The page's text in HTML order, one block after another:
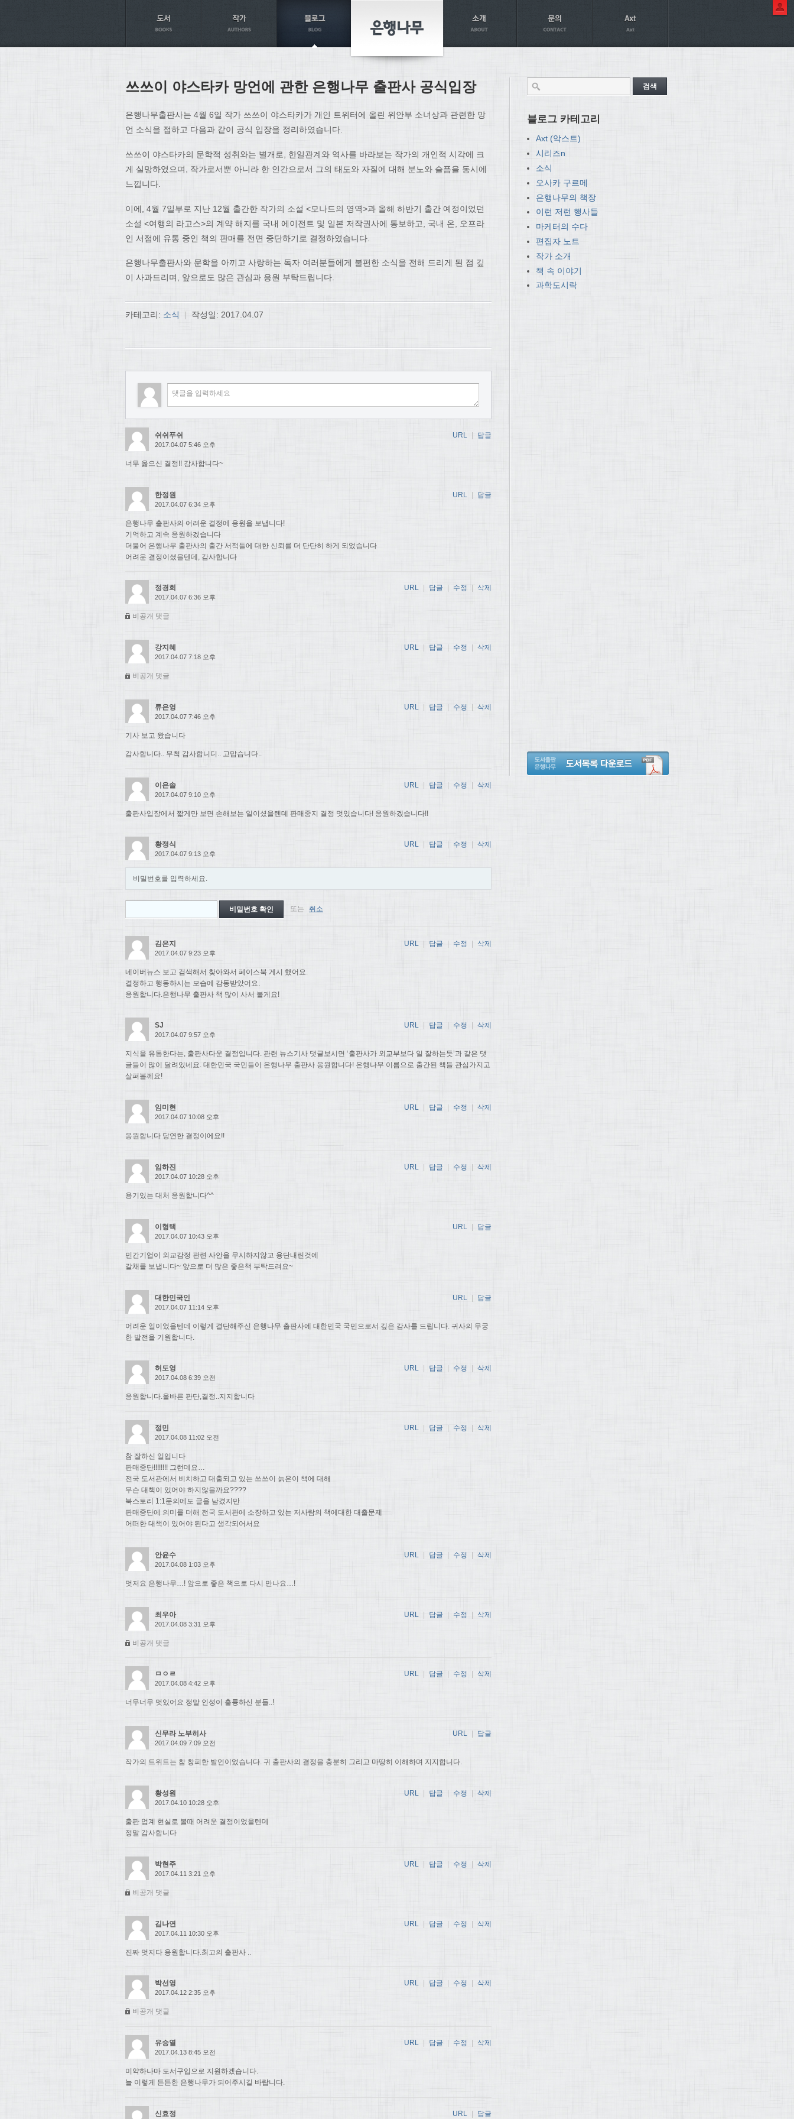
쓰쓰이 야스타카 망언에 관한 은행나무 출판사 공식입장
은행나무출판사는 4월 6일 작가 쓰쓰이 야스타카가 개인 트위터에 올린 위안부 소녀상과 관련한 망
언 소식을 접하고 다음과 같이 공식 입장을 정리하였습니다.
쓰쓰이 야스타카의 문학적 성취와는 별개로, 한일관계와 역사를 바라보는 작가의 개인적 시각에 크
게 실망하였으며, 작가로서뿐 아니라 한 인간으로서 그의 태도와 자질에 대해 분노와 슬픔을 동시에
느낍니다.
이에, 4월 7일부로 지난 12월 출간한 작가의 소설 <모나드의 영역>과 올해 하반기 출간 예정이었던
소설 <여행의 라고스>의 계약 해지를 국내 에이전트 및 일본 저작권사에 통보하고, 국내 온, 오프라
인 서점에 유통 중인 책의 판매를 전면 중단하기로 결정하였습니다.
은행나무출판사와 문학을 아끼고 사랑하는 독자 여러분들에게 불편한 소식을 전해 드리게 된 점 깊
이 사과드리며, 앞으로도 많은 관심과 응원 부탁드립니다.
카테고리: 소식 | 작성일: 2017.04.07
쉬쉬푸쉬
2017.04.07 5:46 오후
너무 옳으신 결정!! 감사합니다~
URL | 답글
한정원
2017.04.07 6:34 오후
은행나무 출판사의 어려운 결정에 응원을 보냅니다!
기억하고 계속 응원하겠습니다
더불어 은행나무 출판사의 출간 서적들에 대한 신뢰를 더 단단히 하게 되었습니다
어려운 결정이셨을텐데, 감사합니다
URL | 답글
정경희
2017.04.07 6:36 오후
비공개 댓글
URL 답글 수정 삭제
강지혜
2017.04.07 7:18 오후
비공개 댓글
URL 답글 수정 삭제
류은영
2017.04.07 7:46 오후
기사 보고 왔습니다
감사합니다.. 무척 감사합니디.. 고맙습니다..
URL 답글 수정 삭제
이은솔
2017.04.07 9:10 오후
출판사입장에서 짧게만 보면 손해보는 일이셨을텐데 판매중지 결정 멋있습니다! 응원하겠습니다!!
URL | 답글 | 수정 | 삭제
황정식
2017.04.07 9:13 오후
비밀번호를 입력하세요.
또는 취소
URL 답글 수정 삭제
김은지
2017.04.07 9:23 오후
네이버뉴스 보고 검색해서 찾아와서 페이스북 게시 했어요.
결정하고 행동하시는 모습에 감동받았어요.
응원합니다.은행나무 출판사 책 많이 사서 볼게요!
URL | 답글 | 수정 | 삭제
SJ
2017.04.07 9:57 오후
지식을 유통한다는, 출판사다운 결정입니다. 관련 뉴스기사 댓글보시면 ‘출판사가 외교부보다 일 잘하는듯’과 같은 댓
글들이 많이 달려있네요. 대한민국 국민들이 은행나무 출판사 응원합니다! 은행나무 이름으로 출간된 책들 관심가지고
살펴볼께요!
URL 답글 수정 삭제
임미현
2017.04.07 10:08 오후
응원합니다 당연한 결정이에요!!
URL 답글 수정 삭제
임하진
2017.04.07 10:28 오후
용기있는 대처 응원합니다^^
URL 답글 수정 삭제
이형택
2017.04.07 10:43 오후
민간기업이 외교감정 관련 사안을 무시하지않고 용단내린것에
갈채를 보냅니다~ 앞으로 더 많은 좋은책 부탁드려요~
URL | 답글
대한민국인
2017.04.07 11:14 오후
어려운 일이었을텐데 이렇게 결단해주신 은행나무 출판사에 대한민국 국민으로서 깊은 감사를 드립니다. 귀사의 무궁
한 발전을 기원합니다.
URL | 답글
허도영
2017.04.08 6:39 오전
응원합니다.올바른 판단,결정..지지합니다
URL 답글 수정 삭제
정민
2017.04.08 11:02 오전
참 잘하신 일입니다
판매중단!!!!!!!! 그런데요…
전국 도서관에서 비치하고 대출되고 있는 쓰쓰이 늙은이 책에 대해
무슨 대책이 있어야 하지않을까요????
북스토리 1:1문의에도 글을 남겼지만
판매중단에 의미를 더해 전국 도서관에 소장하고 있는 저사람의 책에대한 대출문제
어떠한 대책이 있어야 된다고 생각되어서요
URL 답글 수정 삭제
안윤수
2017.04.08 1:03 오후
멋저요 은행나무…! 앞으로 좋은 책으로 다시 만나요…!
URL | 답글 | 수정 | 삭제
최우아
2017.04.08 3:31 오후
비공개 댓글
URL | 답글 | 수정 | 삭제
ㅁㅇㄹ
2017.04.08 4:42 오후
너무너무 멋있어요 정말 인성이 훌륭하신 분들..!
URL 답글 수정 삭제
신무라 노부히사
2017.04.09 7:09 오전
작가의 트위트는 참 창피한 발언이었습니다. 귀 출판사의 결정을 충분히 그리고 마땅히 이해하며 지지합니다.
URL 답글
황성원
2017.04.10 10:28 오후
출판 업계 현실로 볼때 어려운 결정이었을텐데
정말 감사합니다
URL 답글 수정 삭제
박현주
2017.04.11 3:21 오후
비공개 댓글
URL | 답글 | 수정 | 삭제
김나연
2017.04.11 10:30 오후
진짜 멋지다 응원합니다.최고의 출판사 ..
URL | 답글 | 수정 | 삭제
박선영
2017.04.12 2:35 오후
비공개 댓글
URL 답글 수정 삭제
유승열
2017.04.13 8:45 오전
미약하나마 도서구입으로 지원하겠습니다.
늘 이렇게 든든한 은행나무가 되어주시길 바랍니다.
URL 답글 수정 삭제
신효정 URL 답글
블로그 카테고리
Axt (악스트)
시리즈n
소식
오사카 구르메
은행나무의 책장
이런 저런 행사들
마케터의 수다
편집자 노트
작가 소개
책 속 이야기
과학도시락